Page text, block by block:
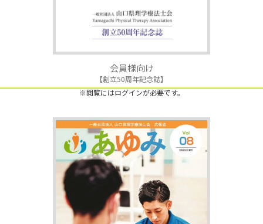
会員様向け
【創立50周年記念誌】
※閲覧にはログインが必要です。